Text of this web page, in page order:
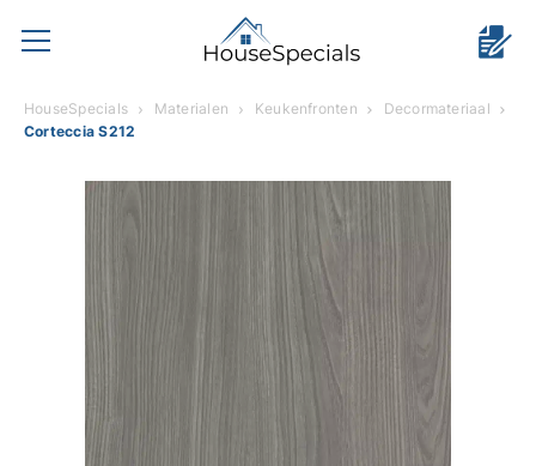
HouseSpecials Materialen Keukenfronten
Decormateriaal
Corteccia S212